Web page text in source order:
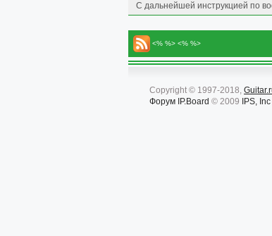
С дальнейшей инструкцией по
<% %> <% %>
Copyright © 1997-2018,
Форум IP.Board © 2009 IPS, Inc